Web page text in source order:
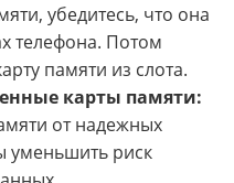
убедитесь, что она
телефона. Потом
памяти из слота.
карты памяти:
от надежных
уменьшить риск